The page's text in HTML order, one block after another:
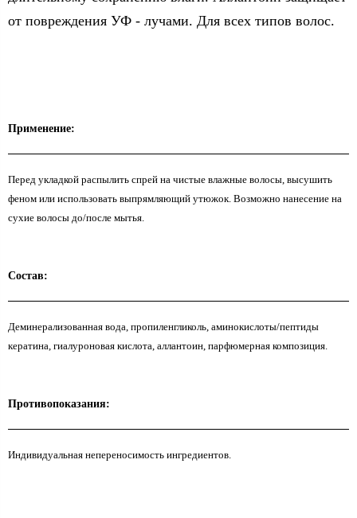
от повреждения УФ - лучами. Для всех типов волос.
Применение:
Перед укладкой распылить спрей на чистые влажные волосы, высушить
феном или использовать выпрямляющий утюжок. Возможно нанесение на
сухие волосы до/после мытья.
Состав:
Деминерализованная вода, пропиленгликоль, аминокислоты/пептиды
кератина, гиалуроновая кислота, аллантоин, парфюмерная композиция.
Противопоказания:
Индивидуальная непереносимость ингредиентов.